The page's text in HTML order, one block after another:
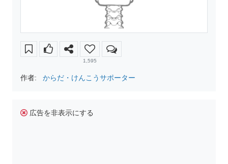
1,595
作者: からだ・けんこうサポーター
広告を非表示にする